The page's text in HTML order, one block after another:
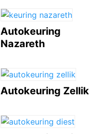
Autokeuring
Nazareth
Autokeuring Zellik